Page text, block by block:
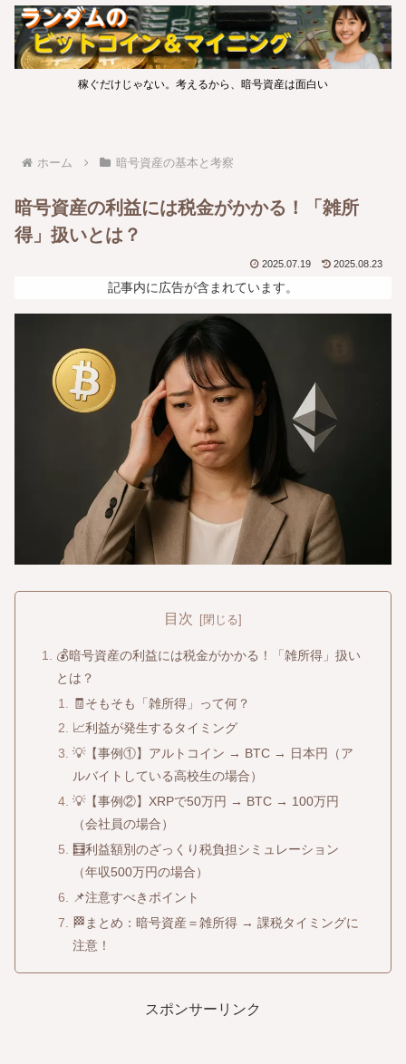
稼ぐだけじゃない。考えるから、暗号資産は面白い
ホーム 暗号資産の基本と考察
暗号資産の利益には税金がかかる！「雑所
得」扱いとは？
2025.07.19 2025.08.23
記事内に広告が含まれています。
目次
💰暗号資産の利益には税金がかかる！「雑所得」扱い
とは？
🧾そもそも「雑所得」って何？
📈利益が発生するタイミング
💡【事例①】アルトコイン → BTC → 日本円（ア
ルバイトしている高校生の場合）
💡【事例②】XRPで50万円 → BTC → 100万円
（会社員の場合）
🧮利益額別のざっくり税負担シミュレーション
（年収500万円の場合）
📌注意すべきポイント
🏁まとめ：暗号資産＝雑所得 → 課税タイミングに
注意！
スポンサーリンク